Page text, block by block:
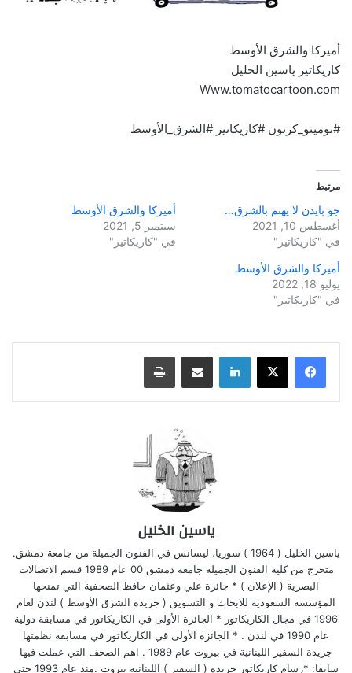
أميركا والشرق الأوسط
كاريكاتير ياسين الخليل
Www.tomatocartoon.com
#توميتو_كرتون #كاريكاتير #الشرق_الأوسط
مرتبط
جو بايدن لا يهتم بالشرق…
أغسطس 10, 2021
في "كاريكاتير"
أميركا والشرق الأوسط
سبتمبر 5, 2021
في "كاريكاتير"
أميركا والشرق الأوسط
يوليو 18, 2022
في "كاريكاتير"
لينكدإن مشاركة عبر البريد طباعة
ياسين الخليل
ياسين الخليل ( 1964 ) سوريا، ليسانس في الفنون الجميلة من جامعة دمشق.
متخرج من كلية الفنون الجميلة جامعة دمشق 00 عام 1989 قسم الاتصالات
البصرية ( الإعلان ) * جائزة علي وعثمان حافظ الصحفية التي تمنحها
المؤسسة السعودية للابحاث و التسويق ( جريدة الشرق الأوسط ) لندن لعام
1996 في مجال الكاريكاتور * الجائزة الأولى في الكاريكاتور في مسابقة دولية
عام 1990 في لندن . * الجائزة الأولى قي الكاريكاتور في مسابقة نظمتها
جريدة السفير اللبنانية في بيروت عام 1989 . اهم الصحف التي عملت فيها
سابقا: *رسام كاريكاتور جريدة ( السفير ) اللبنانية بيروت .منذ عام 1993 حتى